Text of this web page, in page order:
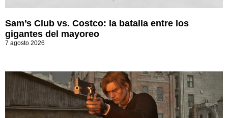
Sam’s Club vs. Costco: la batalla entre los
gigantes del mayoreo
7 agosto 2026